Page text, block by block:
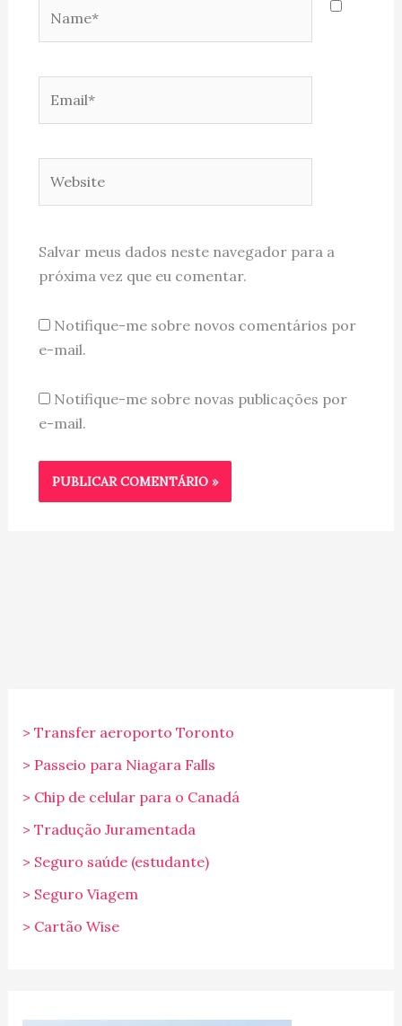
Salvar meus dados neste navegador para a
próxima vez que eu comentar.
Notifique-me sobre novos comentários por
e-mail.
Notifique-me sobre novas publicações por
e-mail.
> Transfer aeroporto Toronto
> Passeio para Niagara Falls
> Chip de celular para o Canadá
> Tradução Juramentada
> Seguro saúde (estudante)
> Seguro Viagem
> Cartão Wise